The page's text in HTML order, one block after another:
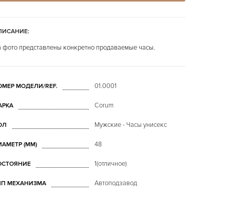
фото представлены конкретно продаваемые часы.
МОДЕЛИ/REF. 01.0001
Corum
Мужские - Часы унисекс
(MM) 48
1(отличное)
МЕХАНИЗМА Автоподзавод